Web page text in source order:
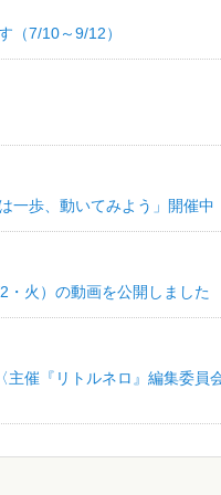
（7/10～9/12）
一歩、動いてみよう」開催中
・火）の動画を公開しました
主催『リトルネロ』編集委員